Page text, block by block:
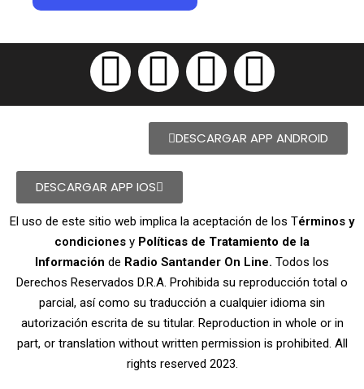
DESCARGAR APP ANDROID
DESCARGAR APP IOS
El uso de este sitio web implica la aceptación de los Términos y
condiciones y Políticas de Tratamiento de la
Información de Radio Santander On Line. Todos los
Derechos Reservados D.R.A. Prohibida su reproducción total o
parcial, así como su traducción a cualquier idioma sin
autorización escrita de su titular. Reproduction in whole or in
part, or translation without written permission is prohibited. All
rights reserved 2023.